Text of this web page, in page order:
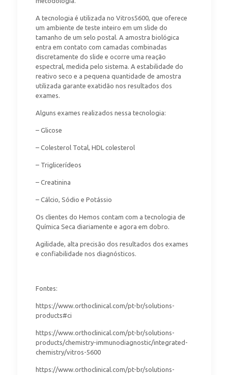
A tecnologia é utilizada no Vitros5600, que oferece
um ambiente de teste inteiro em um slide do
tamanho de um selo postal. A amostra biológica
entra em contato com camadas combinadas
discretamente do slide e ocorre uma reação
espectral, medida pelo sistema. A estabilidade do
reativo seco e a pequena quantidade de amostra
utilizada garante exatidão nos resultados dos
exames.
Alguns exames realizados nessa tecnologia:
– Glicose
– Colesterol Total, HDL colesterol
– Triglicerídeos
– Creatinina
– Cálcio, Sódio e Potássio
Os clientes do Hemos contam com a tecnologia de
Química Seca diariamente e agora em dobro.
Agilidade, alta precisão dos resultados dos exames
e confiabilidade nos diagnósticos.
Fontes:
https://www.orthoclinical.com/pt-br/solutions-
products#ci
https://www.orthoclinical.com/pt-br/solutions-
products/chemistry-immunodiagnostic/integrated-
chemistry/vitros-5600
https://www.orthoclinical.com/pt-br/solutions-